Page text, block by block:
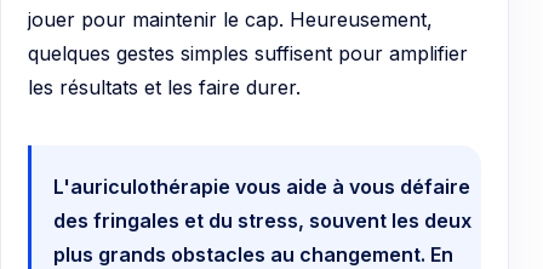
jouer pour maintenir le cap. Heureusement,
quelques gestes simples suffisent pour amplifier
les résultats et les faire durer.
L'auriculothérapie vous aide à vous défaire
des fringales et du stress, souvent les deux
plus grands obstacles au changement. En